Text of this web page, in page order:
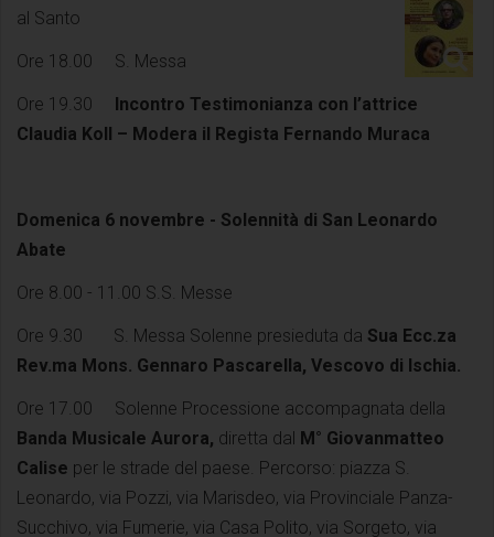
al Santo
Ore 18.00 S. Messa
Ore 19.30 Incontro Testimonianza con l’attrice
Claudia Koll – Modera il Regista Fernando Muraca
Domenica 6 novembre - Solennità di San Leonardo
Abate
Ore 8.00 - 11.00 S.S. Messe
Ore 9.30 S. Messa Solenne presieduta da Sua Ecc.za
Rev.ma Mons. Gennaro Pascarella, Vescovo di Ischia.
Ore 17.00 Solenne Processione accompagnata della
Banda Musicale Aurora, diretta dal M° Giovanmatteo
Calise per le strade del paese. Percorso: piazza S.
Leonardo, via Pozzi, via Marisdeo, via Provinciale Panza-
Succhivo, via Fumerie, via Casa Polito, via Sorgeto, via